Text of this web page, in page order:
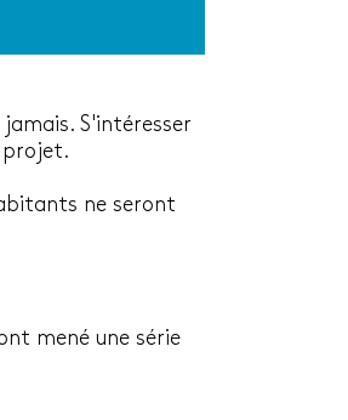
S'intéresser
projet.
ne seront
mené une série